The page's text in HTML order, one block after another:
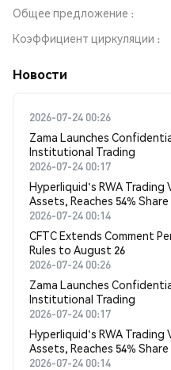
Общее предложение
Коэффициент циркуляции
Новости
2026-07-24 00:26
Zama Launches
Institutional Trading
2026-07-24 00:17
Hyperliquid's RWA Trading
Assets, Reaches 54% Share
2026-07-24 00:14
CFTC Extends Comment
Rules to August 26
2026-07-24 00:26
Zama Launches
Institutional Trading
2026-07-24 00:17
Hyperliquid's RWA Trading
Assets, Reaches 54% Share
2026-07-24 00:14